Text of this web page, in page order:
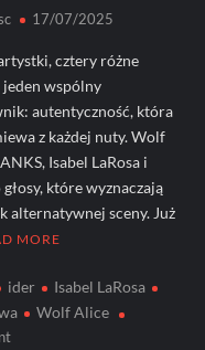
17/07/2025
cztery różne
wspólny
autentyczność, która
z każdej nuty. Wolf
Isabel LaRosa i
głosy, które wyznaczają
alternatywnej sceny. Już
MORE
ider
Isabel LaRosa
Wolf Alice
on